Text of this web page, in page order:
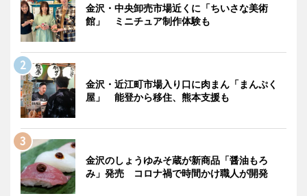
金沢・中央卸売市場近くに「ちいさな美術
館」 ミニチュア制作体験も
金沢・近江町市場入り口に肉まん「まんぷく
屋」 能登から移住、熊本支援も
金沢のしょうゆみそ蔵が新商品「醤油もろ
み」発売 コロナ禍で時間かけ職人が開発